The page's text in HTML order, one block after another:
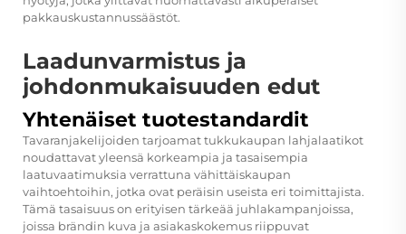
pakkauskustannussäästöt.
Laadunvarmistus ja
johdonmukaisuuden edut
Yhtenäiset tuotestandardit
Tavaranjakelijoiden tarjoamat tukkukaupan lahjalaatikot
noudattavat yleensä korkeampia ja tasaisempia
laatuvaatimuksia verrattuna vähittäiskaupan
vaihtoehtoihin, jotka ovat peräisin useista eri toimittajista.
Tämä tasaisuus on erityisen tärkeää juhlakampanjoissa,
joissa brändin kuva ja asiakaskokemus riippuvat